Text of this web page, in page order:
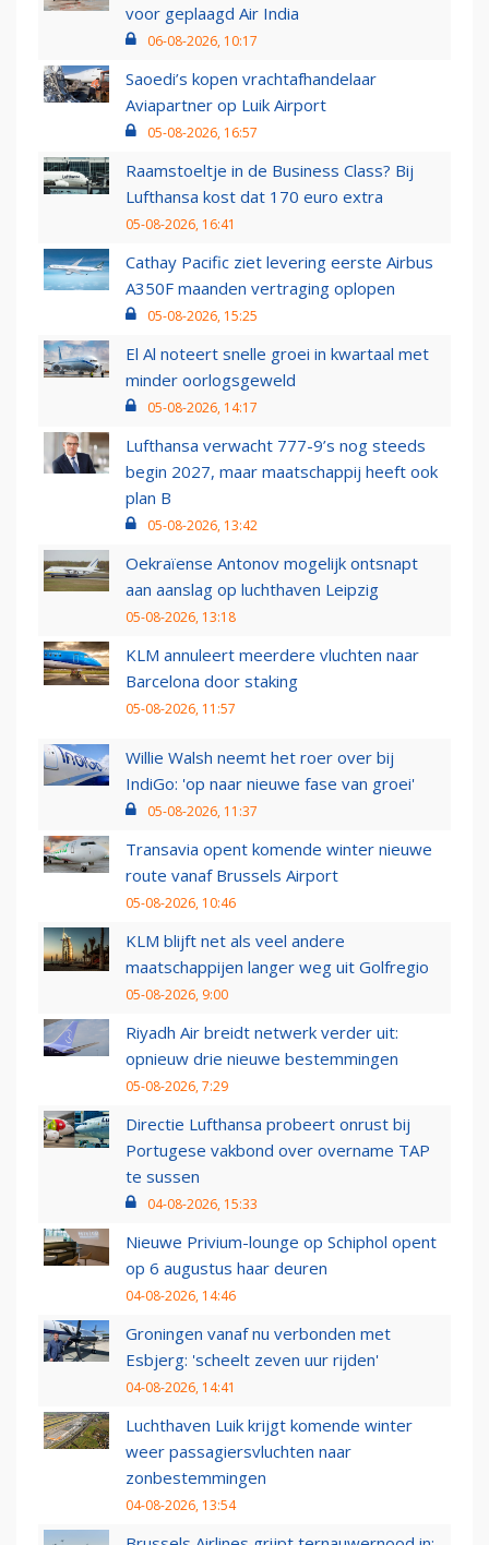
voor geplaagd Air India
06-08-2026, 10:17
Saoedi’s kopen vrachtafhandelaar
Aviapartner op Luik Airport
05-08-2026, 16:57
Raamstoeltje in de Business Class? Bij
Lufthansa kost dat 170 euro extra
05-08-2026, 16:41
Cathay Pacific ziet levering eerste Airbus
A350F maanden vertraging oplopen
05-08-2026, 15:25
El Al noteert snelle groei in kwartaal met
minder oorlogsgeweld
05-08-2026, 14:17
Lufthansa verwacht 777-9’s nog steeds
begin 2027, maar maatschappij heeft ook
plan B
05-08-2026, 13:42
Oekraïense Antonov mogelijk ontsnapt
aan aanslag op luchthaven Leipzig
05-08-2026, 13:18
KLM annuleert meerdere vluchten naar
Barcelona door staking
05-08-2026, 11:57
Willie Walsh neemt het roer over bij
IndiGo: 'op naar nieuwe fase van groei'
05-08-2026, 11:37
Transavia opent komende winter nieuwe
route vanaf Brussels Airport
05-08-2026, 10:46
KLM blijft net als veel andere
maatschappijen langer weg uit Golfregio
05-08-2026, 9:00
Riyadh Air breidt netwerk verder uit:
opnieuw drie nieuwe bestemmingen
05-08-2026, 7:29
Directie Lufthansa probeert onrust bij
Portugese vakbond over overname TAP
te sussen
04-08-2026, 15:33
Nieuwe Privium-lounge op Schiphol opent
op 6 augustus haar deuren
04-08-2026, 14:46
Groningen vanaf nu verbonden met
Esbjerg: 'scheelt zeven uur rijden'
04-08-2026, 14:41
Luchthaven Luik krijgt komende winter
weer passagiersvluchten naar
zonbestemmingen
04-08-2026, 13:54